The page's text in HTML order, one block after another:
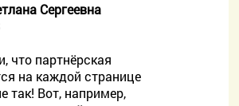
Сергеевна
что партнёрская
на каждой странице
так! Вот, например,